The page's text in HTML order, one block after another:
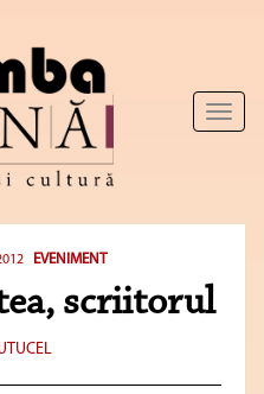
Toggle
EVENIMENT
scriitorul